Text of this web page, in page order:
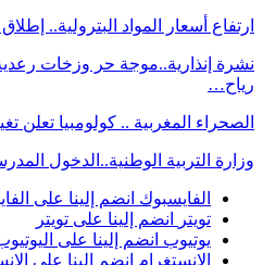
ارتفاع أسعار المواد البترولية..
نشرة إنذارية..موجة حر وزخات
رياح…
الصحراء المغربية .. كولومبيا تعلن
وزارة التربية الوطنية..الدخول
الفايسبوك انضم إلينا على
تويتر
انضم إلينا على تويتر
يوتيوب انضم إلينا على
الإنستغرام انضم إلينا على